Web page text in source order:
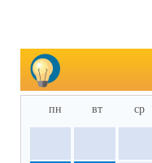
пн вт ср